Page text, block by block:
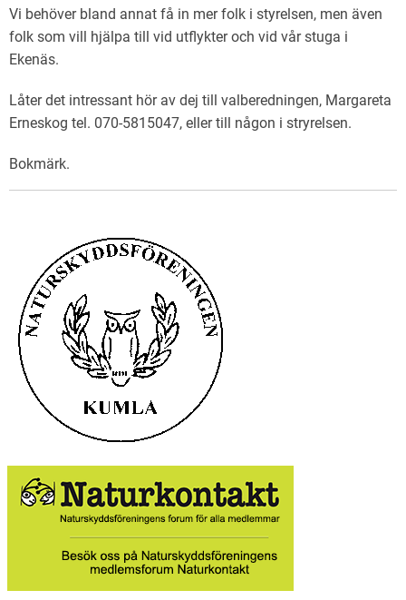
Vi behöver bland annat få in mer folk i styrelsen, men även
folk som vill hjälpa till vid utflykter och vid vår stuga i
Ekenäs.
Låter det intressant hör av dej till valberedningen, Margareta
Erneskog tel. 070-5815047, eller till någon i stryrelsen.
Bokmärk.